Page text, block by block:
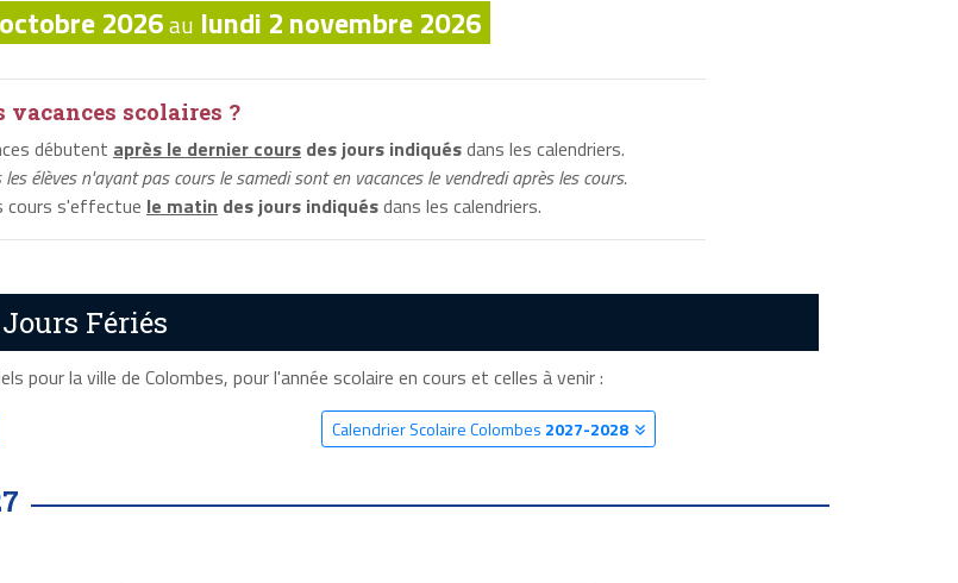
2026au lundi 2 novembre 2026
scolaires ?
débutent après le dernier cours des jours indiquésdans les calendriers.
élèves n'ayant pas cours le samedi sont en vacances le vendredi après les cours.
cours s'effectue le matin des jours indiquésdans les calendriers.
Fériés
pour la ville de Colombes, pour l'année scolaire en cours et celles à venir :
Calendrier Scolaire Colombes 2027-2028